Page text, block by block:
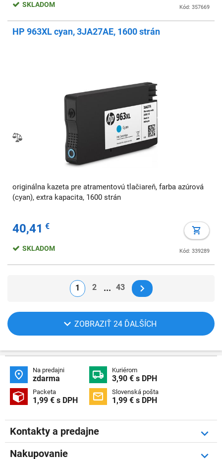
Kód: 357669
SKLADOM
HP 963XL cyan, 3JA27AE, 1600 strán
originálna kazeta pre atramentovú tlačiareň, farba azúrová
(cyan), extra kapacita, 1600 strán
40,41 €
Kód: 339289
SKLADOM
1 2 43
ZOBRAZIŤ 24 ĎALŠÍCH
 Na predajni
zdarma  Kuriérom
3,90 € s DPH
 Packeta
1,99 € s DPH  Slovenská pošta
1,99 € s DPH
Kontakty a predajne
Nakupovanie